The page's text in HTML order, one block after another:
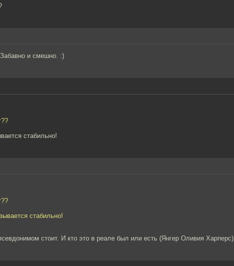
и смешно. :)
стабильно!
стабильно!
стоит. И кто это в реале был или есть (Янгер Оливия Харперс)